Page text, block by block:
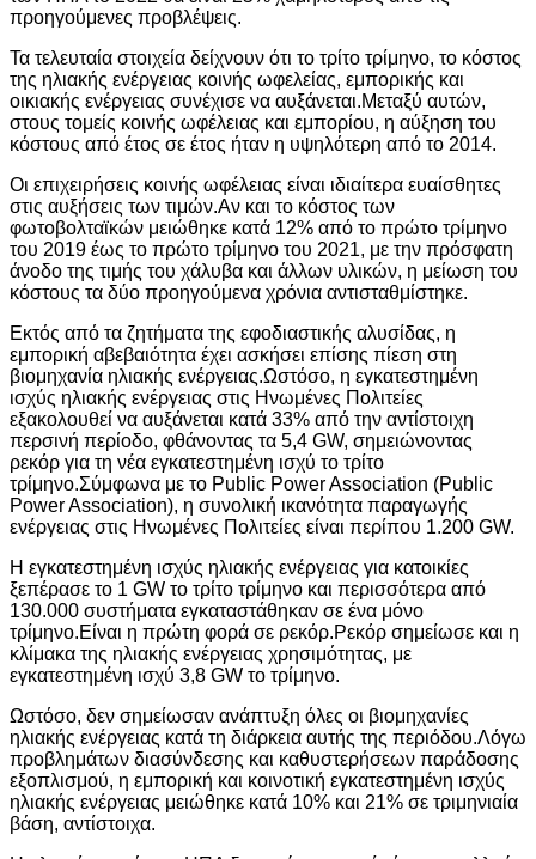
προηγούμενες προβλέψεις.
Τα τελευταία στοιχεία δείχνουν ότι το τρίτο τρίμηνο, το κόστος
της ηλιακής ενέργειας κοινής ωφελείας, εμπορικής και
οικιακής ενέργειας συνέχισε να αυξάνεται.Μεταξύ αυτών,
στους τομείς κοινής ωφέλειας και εμπορίου, η αύξηση του
κόστους από έτος σε έτος ήταν η υψηλότερη από το 2014.
Οι επιχειρήσεις κοινής ωφέλειας είναι ιδιαίτερα ευαίσθητες
στις αυξήσεις των τιμών.Αν και το κόστος των
φωτοβολταϊκών μειώθηκε κατά 12% από το πρώτο τρίμηνο
του 2019 έως το πρώτο τρίμηνο του 2021, με την πρόσφατη
άνοδο της τιμής του χάλυβα και άλλων υλικών, η μείωση του
κόστους τα δύο προηγούμενα χρόνια αντισταθμίστηκε.
Εκτός από τα ζητήματα της εφοδιαστικής αλυσίδας, η
εμπορική αβεβαιότητα έχει ασκήσει επίσης πίεση στη
βιομηχανία ηλιακής ενέργειας.Ωστόσο, η εγκατεστημένη
ισχύς ηλιακής ενέργειας στις Ηνωμένες Πολιτείες
εξακολουθεί να αυξάνεται κατά 33% από την αντίστοιχη
περσινή περίοδο, φθάνοντας τα 5,4 GW, σημειώνοντας
ρεκόρ για τη νέα εγκατεστημένη ισχύ το τρίτο
τρίμηνο.Σύμφωνα με το Public Power Association (Public
Power Association), η συνολική ικανότητα παραγωγής
ενέργειας στις Ηνωμένες Πολιτείες είναι περίπου 1.200 GW.
Η εγκατεστημένη ισχύς ηλιακής ενέργειας για κατοικίες
ξεπέρασε το 1 GW το τρίτο τρίμηνο και περισσότερα από
130.000 συστήματα εγκαταστάθηκαν σε ένα μόνο
τρίμηνο.Είναι η πρώτη φορά σε ρεκόρ.Ρεκόρ σημείωσε και η
κλίμακα της ηλιακής ενέργειας χρησιμότητας, με
εγκατεστημένη ισχύ 3,8 GW το τρίμηνο.
Ωστόσο, δεν σημείωσαν ανάπτυξη όλες οι βιομηχανίες
ηλιακής ενέργειας κατά τη διάρκεια αυτής της περιόδου.Λόγω
προβλημάτων διασύνδεσης και καθυστερήσεων παράδοσης
εξοπλισμού, η εμπορική και κοινοτική εγκατεστημένη ισχύς
ηλιακής ενέργειας μειώθηκε κατά 10% και 21% σε τριμηνιαία
βάση, αντίστοιχα.